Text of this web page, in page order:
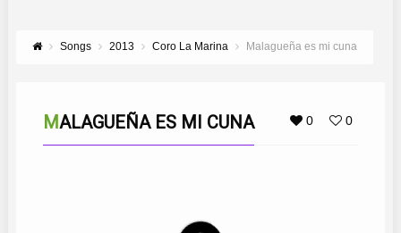
Songs 2013 Coro La Marina Malagueña es mi cuna
0 0
MALAGUEÑA ES MI CUNA